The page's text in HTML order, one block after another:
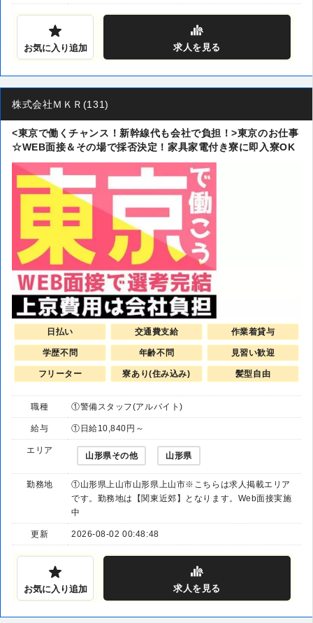
お気に入り追加 求人を見る
株式会社ＭＫＲ(131)
<東京で働くチャンス！新幹線代も会社で負担！>東京のお仕事
☆WEB面接＆その場で採否決定！家具家電付き寮に即入寮OK
日払い 交通費支給 作業着貸与
学歴不問 年齢不問 見習い歓迎
フリーター 寮あり(住み込み) 髪型自由
職種 ①警備スタッフ(アルバイト)
給与 ①日給10,840円～
エリア
山形県その他 山形県
勤務地
①山形県上山市山形県上山市※こちらは求人掲載エリア
です。勤務地は【関東近郊】となります。Web面接実施
中
更新 2026-08-02 00:48:48
お気に入り追加 求人 を見る